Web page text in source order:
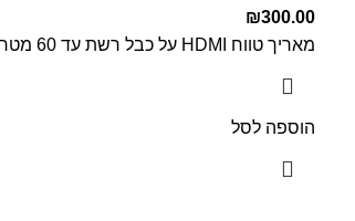
₪300.00
מאריך טווח HDMI על כבל רשת עד 60 מטר
הוספה לסל